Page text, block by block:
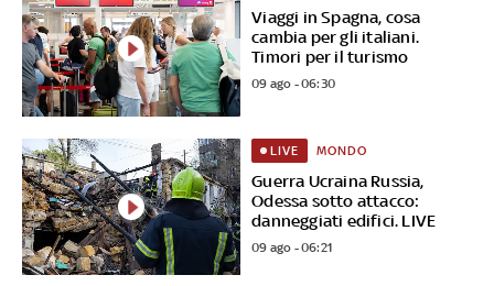
Viaggi in Spagna, cosa
cambia per gli italiani.
Timori per il turismo
09 ago - 06:30
Guerra Ucraina Russia,
Odessa sotto attacco:
danneggiati edifici. LIVE
LIVE MONDO
09 ago - 06:21